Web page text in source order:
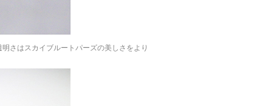
さはスカイブルートパーズの美しさをより